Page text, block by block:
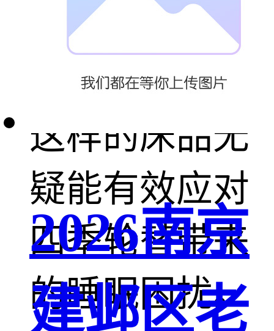
气候湿润多变
的居民来说，
这样的床品无
疑能有效应对
四季轮替带来
的睡眠困扰。
2026南京
建邺区老